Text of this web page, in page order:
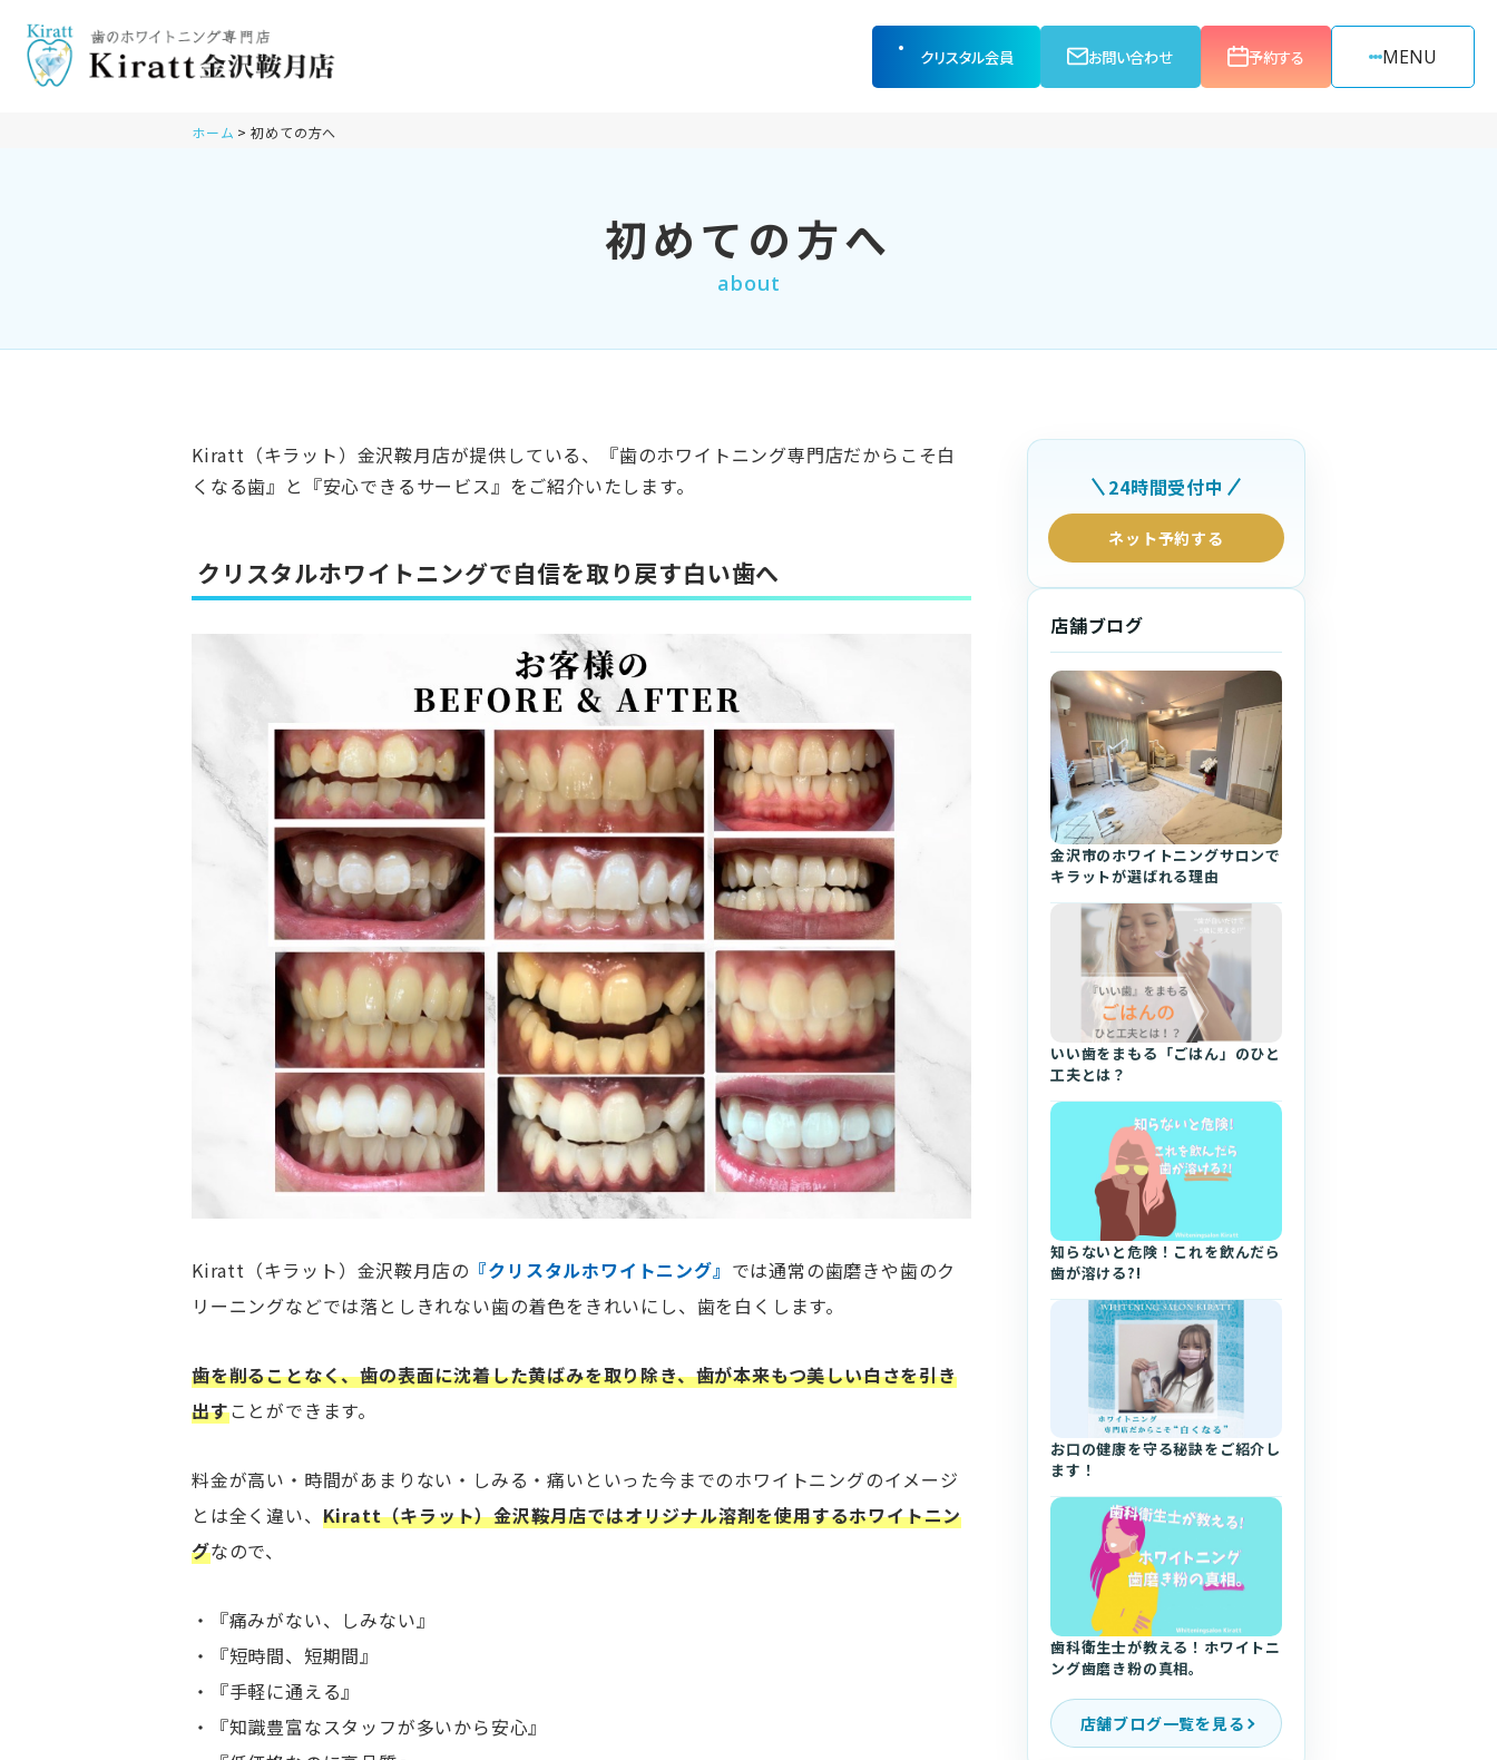
クリスタル会員 お問い合わせ 予約する MENU
ホーム 初めての方へ
初めての方へ
about
Kiratt（キラット）金沢鞍月店が提供している、『歯のホワイトニング専門店だからこそ白
くなる歯』と『安心できるサービス』をご紹介いたします。
ク リスタルホワイトニングで自信を取り戻す白い歯へ
Kiratt（キラット）金沢鞍月店の 『クリスタルホワイトニング』 では通常の歯磨きや歯のク
リーニングなどでは落としきれない歯の着色をきれいにし、歯を白くします。
歯を削ることなく、歯の表面に沈着した黄ばみを取り除き、歯が本来もつ美しい白さを引き
出すことができます。
料金が高い・時間があまりない・しみる・痛いといった今までのホワイトニングのイメージ
とは全く違い、 Kiratt（キラット）金沢鞍月店ではオリジナル溶剤を使用するホワイトニン
グなので、
・『痛みがない、しみない』
・『短時間、短期間』
・『手軽に通える』
・『知識豊富なスタッフが多いから安心』
24時間受付中
ネット予約する
店舗ブログ
金沢市のホワイトニングサロンで
キラットが選ばれる理由
いい歯をまもる「ごはん」のひと
工夫とは？
知らないと危険！これを飲んだら
歯が溶ける?!
お口の健康を守る秘訣をご紹介し
ます！
歯科衛生士が教える！ホワイトニ
ング歯磨き粉の真相。
店舗ブログ一覧を見る